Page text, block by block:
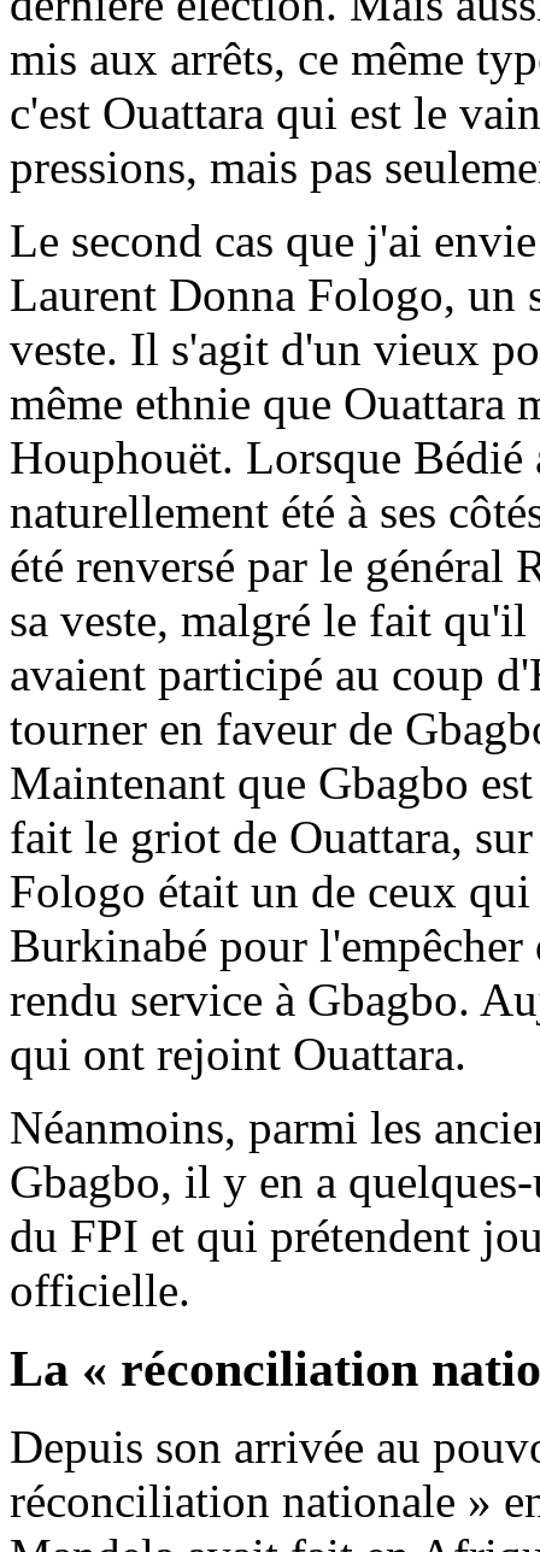
mis aux arrêts, ce même
c'est Ouattara qui est le
pressions, mais pas
Le second cas que j'ai
Laurent Donna Fologo, un
veste. Il s'agit d'un vieux
même ethnie que Ouattara
Houphouët. Lorsque Bédié
naturellement été à ses
été renversé par le général
sa veste, malgré le fait qu'il
avaient participé au coup
tourner en faveur de
Maintenant que Gbagbo
fait le griot de Ouattara,
Fologo était un de ceux
Burkinabé pour l'empêcher
rendu service à Gbagbo.
qui ont rejoint Ouattara.
Néanmoins, parmi les
Gbagbo, il y en a
du FPI et qui prétendent
officielle.
La « réconciliation
Depuis son arrivée au
réconciliation nationale »